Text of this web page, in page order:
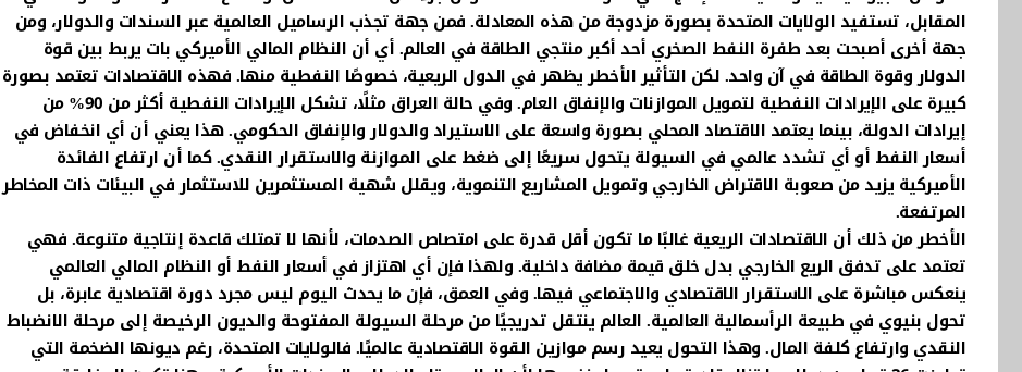
المقابل، تستفيد الولايات المتحدة بصورة مزدوجة من هذه المعادلة. فمن جهة تجذب الرساميل العالمية عبر السندات والدولار، ومن
جهة أخرى أصبحت بعد طفرة النفط الصخري أحد أكبر منتجي الطاقة في العالم. أي أن النظام المالي الأميركي بات يربط بين قوة
الدولار وقوة الطاقة في آن واحد. لكن التأثير الأخطر يظهر في الدول الريعية، خصوصًا النفطية منها. فهذه الاقتصادات تعتمد بصورة
كبيرة على الإيرادات النفطية لتمويل الموازنات والإنفاق العام. وفي حالة العراق مثلًا، تشكل الإيرادات النفطية أكثر من 90% من
إيرادات الدولة، بينما يعتمد الاقتصاد المحلي بصورة واسعة على الاستيراد والدولار والإنفاق الحكومي. هذا يعني أن أي انخفاض في
أسعار النفط أو أي تشدد عالمي في السيولة يتحول سريعًا إلى ضغط على الموازنة والاستقرار النقدي. كما أن ارتفاع الفائدة
الأميركية يزيد من صعوبة الاقتراض الخارجي وتمويل المشاريع التنموية، ويقلل شهية المستثمرين للاستثمار في البيئات ذات المخاطر
المرتفعة.
الأخطر من ذلك أن الاقتصادات الريعية غالبًا ما تكون أقل قدرة على امتصاص الصدمات، لأنها لا تمتلك قاعدة إنتاجية متنوعة. فهي
تعتمد على تدفق الريع الخارجي بدل خلق قيمة مضافة داخلية. ولهذا فإن أي اهتزاز في أسعار النفط أو النظام المالي العالمي
ينعكس مباشرة على الاستقرار الاقتصادي والاجتماعي فيها. وفي العمق، فإن ما يحدث اليوم ليس مجرد دورة اقتصادية عابرة، بل
تحول بنيوي في طبيعة الرأسمالية العالمية. العالم ينتقل تدريجيًا من مرحلة السيولة المفتوحة والديون الرخيصة إلى مرحلة الانضباط
النقدي وارتفاع كلفة المال. وهذا التحول يعيد رسم موازين القوة الاقتصادية عالميًا. فالولايات المتحدة، رغم ديونها الضخمة التي